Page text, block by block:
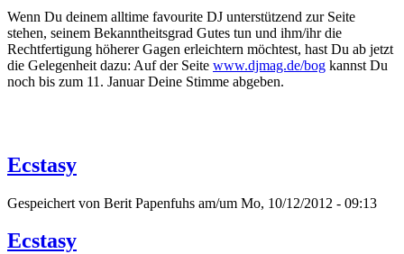
Wenn Du deinem alltime favourite DJ unterstützend zur Seite
stehen, seinem Bekanntheitsgrad Gutes tun und ihm/ihr die
Rechtfertigung höherer Gagen erleichtern möchtest, hast Du ab jetzt
die Gelegenheit dazu: Auf der Seite www.djmag.de/bog kannst Du
noch bis zum 11. Januar Deine Stimme abgeben.
Ecstasy
Gespeichert von Berit Papenfuhs am/um Mo, 10/12/2012 - 09:13
Ecstasy